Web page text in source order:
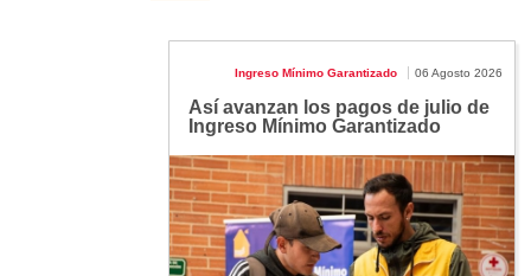
Ingreso Mínimo Garantizado 06 Agosto 2026
Así avanzan los pagos de julio de
Ingreso Mínimo Garantizado